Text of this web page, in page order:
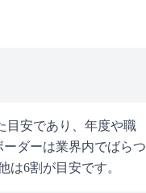
目安であり、年度や職
ーダーは業界内でばらつ
は6割が目安です。